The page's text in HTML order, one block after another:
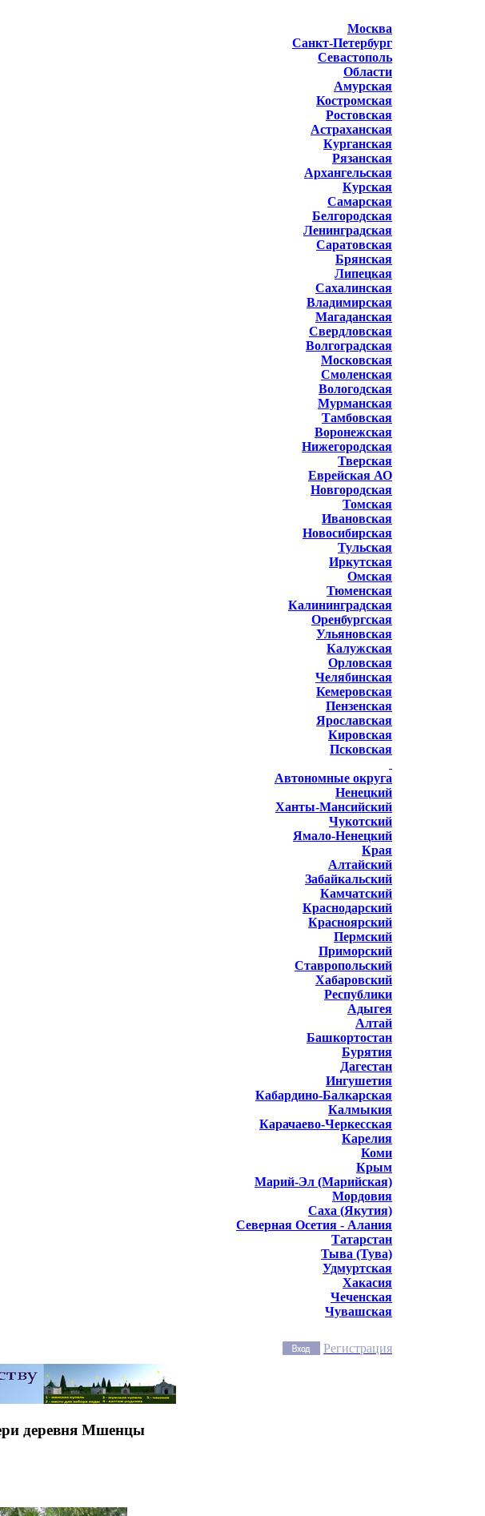
Москва
Санкт-Петербург
Севастополь
Области
Амурская
Костромская
Ростовская
Астраханская
Курганская
Рязанская
Архангельская
Курская
Самарская
Белгородская
Ленинградская
Саратовская
Брянская
Липецкая
Сахалинская
Владимирская
Магаданская
Свердловская
Волгоградская
Московская
Смоленская
Вологодская
Мурманская
Тамбовская
Воронежская
Нижегородская
Тверская
Еврейская АО
Новгородская
Томская
Ивановская
Новосибирская
Тульская
Иркутская
Омская
Тюменская
Калининградская
Оренбургская
Ульяновская
Калужская
Орловская
Челябинская
Кемеровская
Пензенская
Ярославская
Кировская
Псковская
Автономные округа
Ненецкий
Ханты-Мансийский
Чукотский
Ямало-Ненецкий
Края
Алтайский
Забайкальский
Камчатский
Краснодарский
Красноярский
Пермский
Приморский
Ставропольский
Хабаровский
Республики
Адыгея
Алтай
Башкортостан
Бурятия
Дагестан
Ингушетия
Кабардино-Балкарская
Калмыкия
Карачаево-Черкесская
Карелия
Коми
Крым
Марий-Эл (Марийская)
Мордовия
Саха (Якутия)
Северная Осетия - Алания
Татарстан
Тыва (Тува)
Удмуртская
Хакасия
Чеченская
Чувашская
Регистрация
деревня Мшенцы